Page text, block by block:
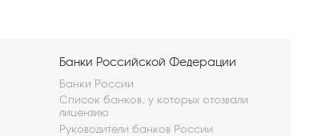
Банки Российской Федерации
Банки России
Список банков, у которых отозвали
лицензию
Руководители банков России